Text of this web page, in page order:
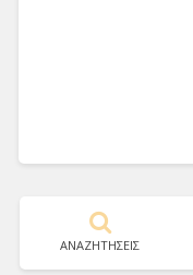
ΑΝΑΖΗΤΗΣΕΙΣ